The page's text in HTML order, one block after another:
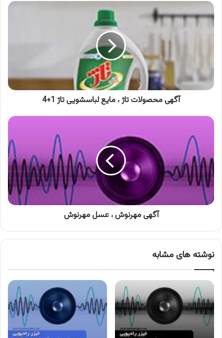
آگهی
محصولات
تاژ
تاژ
آگهی محصولات تاژ ، مایع لباسشویی تاژ 1+4
آگهی
عسل
مهرنوش
آگهی مهرنوش ، عسل مهرنوش
نوشته های مشابه